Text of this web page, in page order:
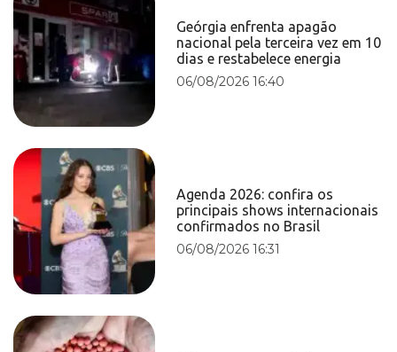
Geórgia enfrenta apagão
nacional pela terceira vez em 10
dias e restabelece energia
06/08/2026 16:40
Agenda 2026: confira os
principais shows internacionais
confirmados no Brasil
06/08/2026 16:31